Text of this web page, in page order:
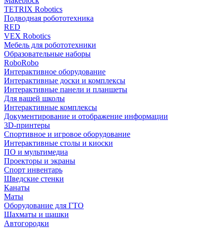
TETRIX Robotics
Подводная робототехника
RED
VEX Robotics
Мебель для робототехники
Образовательные наборы
RoboRobo
Интерактивное оборудование
Интерактивные доски и комплексы
Интерактивные панели и планшеты
Для вашей школы
Интерактивные комплексы
Документирование и отображение информации
3D-принтеры
Спортивное и игровое оборудование
Интерактивные столы и киоски
ПО и мультимедиа
Проекторы и экраны
Спорт инвентарь
Шведские стенки
Канаты
Маты
Оборудование для ГТО
Шахматы и шашки
Автогородки